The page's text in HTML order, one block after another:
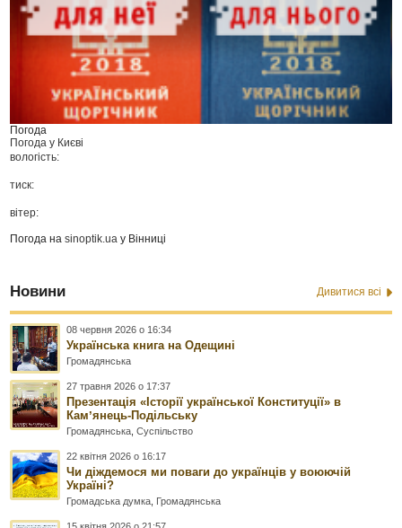
Погода
Погода у Києві
вологість:
тиск:
вітер:
Погода наsinoptik.ua у Вінниці
Новини Дивитися всі
08 червня 2026 о 16:34
Українська книга на Одещині
Громадянська
27 травня 2026 о 17:37
Презентація «Історії української Конституції» в
Камʼянець-Подільську
Громадянська ,Суспільство
22 квітня 2026 о 16:17
Чи діждемося ми поваги до українців у воюючій
Україні?
Громадська думка Громадянська